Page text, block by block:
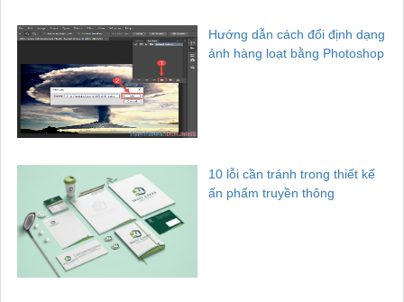
Hướng dẫn cách đổi định dạng
ảnh hàng loạt bằng Photoshop
10 lỗi cần tránh trong thiết kế
ấn phẩm truyền thông